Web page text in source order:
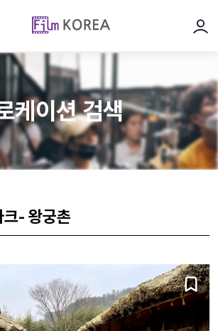
로
케이션 검색
- 왕궁촌